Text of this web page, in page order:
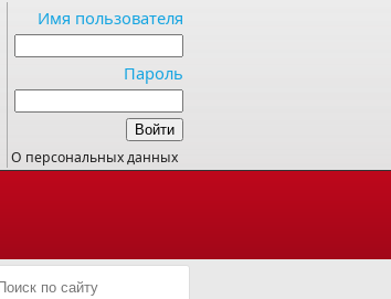
Имя пользователя
Пароль
О персональных данных